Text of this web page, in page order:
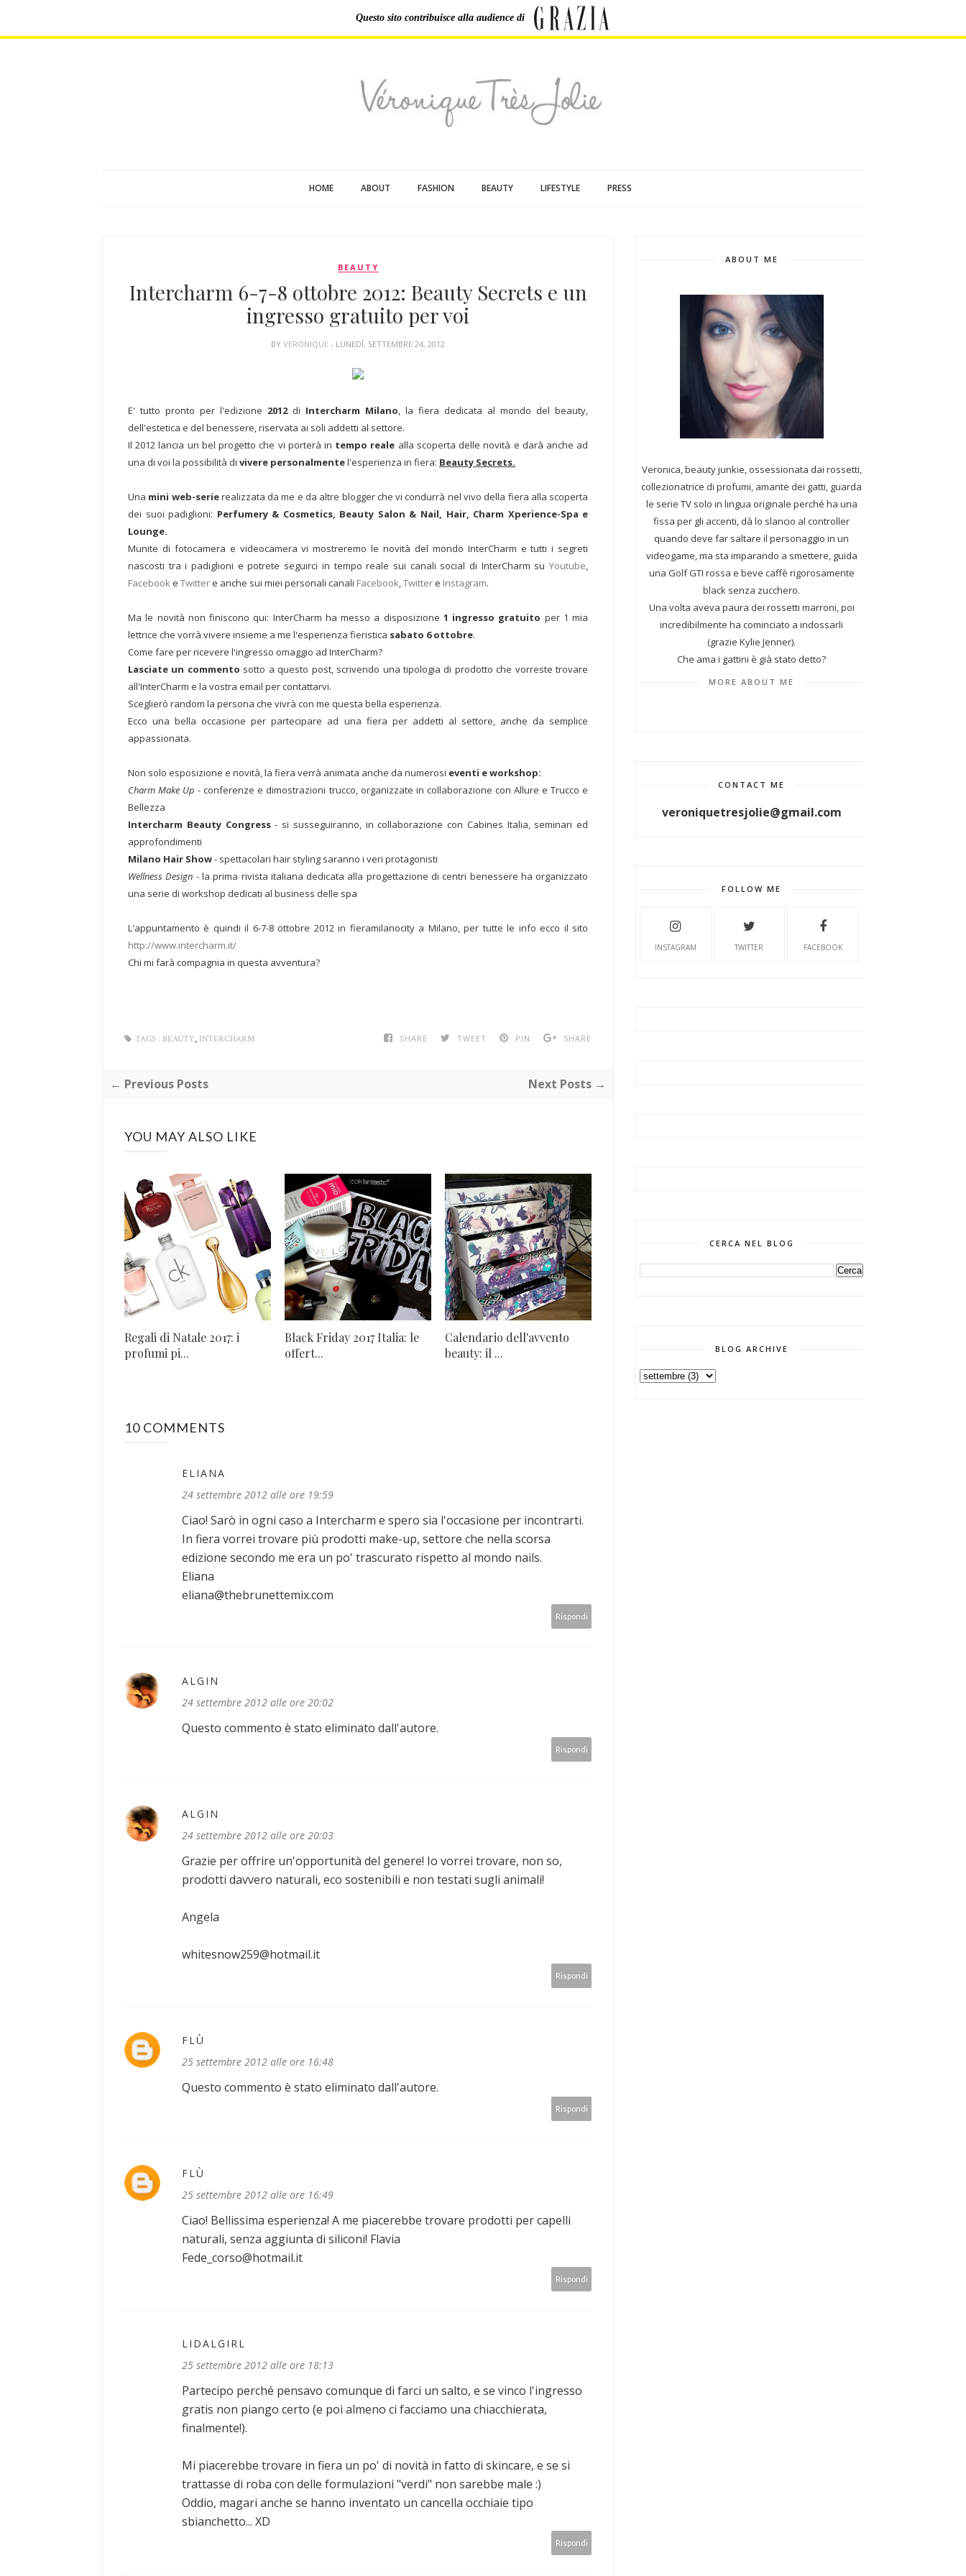
Questo sito contribuisce alla audience di
HOME ABOUT FASHION BEAUTY LIFESTYLE PRESS
BEAUTY
Intercharm 6-7-8 ottobre 2012: Beauty Secrets e un
ingresso gratuito per voi
BYVERONIQUE- LUNEDÌ, SETTEMBRE 24, 2012
E' tutto pronto per l'edizione 2012di Intercharm Milano, la fiera dedicata al mondo del beauty,
dell'estetica e del benessere, riservata ai soli addetti al settore.
Il 2012 lancia un bel progetto che vi porterà in tempo reale alla scoperta delle novità e darà anche ad
una di voi la possibilità di vivere personalmentel'esperienza in fiera: Beauty Secrets.
Una mini web-serierealizzata da me e da altre blogger che vi condurrà nel vivo della fiera alla scoperta
dei suoi padiglioni: Perfumery & Cosmetics, Beauty Salon & Nail, Hair, Charm Xperience-Spa e
Lounge.
Munite di fotocamera e videocamera vi mostreremo le novità del mondo InterCharm e tutti i segreti
nascosti tra i padiglioni e potrete seguirci in tempo reale sui canali social di InterCharm suYoutube,
Facebook e Twitter e anche sui miei personali canali Facebook,Twitter e Instagram.
Ma le novità non finiscono qui: InterCharm ha messo a disposizione 1 ingresso gratuito per 1 mia
lettrice che vorrà vivere insieme a me l'esperienza fieristica sabato 6 ottobre.
Come fare per ricevere l'ingresso omaggio ad InterCharm?
Lasciate un commento sotto a questo post, scrivendo una tipologia di prodotto che vorreste trovare
all'InterCharm e la vostra email per contattarvi.
Sceglierò random la persona che vivrà con me questa bella esperienza.
Ecco una bella occasione per partecipare ad una fiera per addetti al settore, anche da semplice
appassionata.
Non solo esposizione e novità, la fiera verrà animata anche da numerosi eventi e workshop:
Charm Make Up - conferenze e dimostrazioni trucco, organizzate in collaborazione con Allure e Trucco e
Bellezza
Intercharm Beauty Congress- si susseguiranno, in collaborazione con Cabines Italia, seminari ed
approfondimenti
Milano Hair Show- spettacolari hair styling saranno i veri protagonisti
Wellness Design - la prima rivista italiana dedicata alla progettazione di centri benessere ha organizzato
una serie di workshop dedicati al business delle spa
L'appuntamento è quindi il 6-7-8 ottobre 2012 in fieramilanocity a Milano, per tutte le info ecco il sito
http://www.intercharm.it/
Chi mi farà compagnia in questa avventura?
SHARE TWEET PIN SHARE
TAGS : BEAUTY, INTERCHARM
← Previous Posts Next Posts →
YOU MAY ALSO LIKE
Regali di Natale 2017: i
profumi pi...
Black Friday 2017 Italia: le
offert...
Calendario dell'avvento
beauty: il ...
10 COMMENTS
ELIANA
24 settembre 2012 alle ore 19:59
Ciao! Sarò in ogni caso a Intercharm e spero sia l'occasione per incontrarti.
In fiera vorrei trovare più prodotti make-up, settore che nella scorsa
edizione secondo me era un po' trascurato rispetto al mondo nails.
Eliana
eliana@thebrunettemix.com
Rispondi
ALGIN
24 settembre 2012 alle ore 20:02
Questo commento è stato eliminato dall'autore.
Rispondi
ALGIN
24 settembre 2012 alle ore 20:03
Grazie per offrire un'opportunità del genere! Io vorrei trovare, non so,
prodotti davvero naturali, eco sostenibili e non testati sugli animali!
Angela
whitesnow259@hotmail.it
Rispondi
FLÙ
25 settembre 2012 alle ore 16:48
Questo commento è stato eliminato dall'autore.
Rispondi
FLÙ
25 settembre 2012 alle ore 16:49
Ciao! Bellissima esperienza! A me piacerebbe trovare prodotti per capelli
naturali, senza aggiunta di siliconi! Flavia
Fede_corso@hotmail.it
Rispondi
LIDALGIRL
25 settembre 2012 alle ore 18:13
Partecipo perché pensavo comunque di farci un salto, e se vinco l'ingresso
gratis non piango certo (e poi almeno ci facciamo una chiacchierata,
finalmente!).
Mi piacerebbe trovare in fiera un po' di novità in fatto di skincare, e se si
trattasse di roba con delle formulazioni "verdi" non sarebbe male :)
Oddio, magari anche se hanno inventato un cancella occhiaie tipo
sbianchetto... XD
Rispondi
ABOUT ME
Veronica, beauty junkie, ossessionata dai rossetti,
collezionatrice di profumi, amante dei gatti, guarda
le serie TV solo in lingua originale perché ha una
fissa per gli accenti, dà lo slancio al controller
quando deve far saltare il personaggio in un
videogame, ma sta imparando a smettere, guida
una Golf GTI rossa e beve caffè rigorosamente
black senza zucchero.
Una volta aveva paura dei rossetti marroni, poi
incredibilmente ha cominciato a indossarli
(grazie Kylie Jenner).
Che ama i gattini è già stato detto?
MORE ABOUT ME
CONTACT ME
veroniquetresjolie@gmail.com
FOLLOW ME
INSTAGRAM TWITTER FACEBOOK
CERCA NEL BLOG
BLOG ARCHIVE